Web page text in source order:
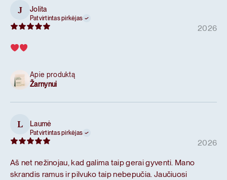
J Jolita
Patvirtintas pirkėjas
2026
Apie produktą
Žarnynui
L Laumė
Patvirtintas pirkėjas
2026
Aš net nežinojau, kad galima taip gerai gyventi. Mano
skrandis ramus ir pilvuko taip nebepučia. Jaučiuosi